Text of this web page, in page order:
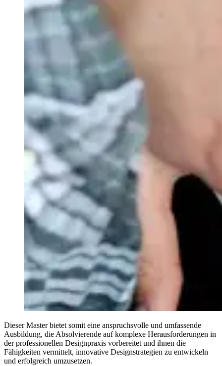
Dieser Master bietet somit eine anspruchsvolle und umfassende
Ausbildung, die Absolvierende auf komplexe Herausforderungen in
der professionellen Designpraxis vorbereitet und ihnen die
Fähigkeiten vermittelt, innovative Designstrategien zu entwickeln
und erfolgreich umzusetzen.